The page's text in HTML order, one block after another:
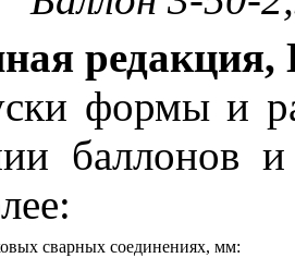
формы и
баллонов
сварных соединениях, мм: